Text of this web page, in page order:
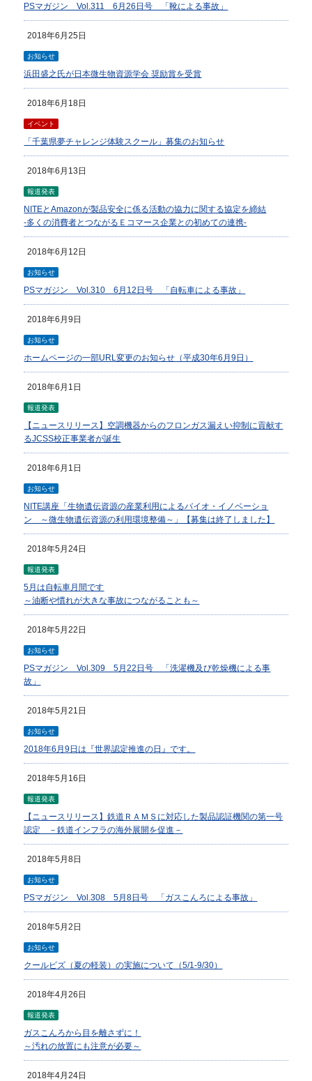
PSマガジン Vol.311 6月26日号 「靴による事故」
2018年6月25日
お知らせ
浜田盛之氏が日本微生物資源学会 奨励賞を受賞
2018年6月18日
イベント
「千葉県夢チャレンジ体験スクール」募集のお知らせ
2018年6月13日
報道発表
NITEとAmazonが製品安全に係る活動の協力に関する協定を締結
-多くの消費者とつながるＥコマース企業との初めての連携-
2018年6月12日
お知らせ
PSマガジン Vol.310 6月12日号 「自転車による事故」
2018年6月9日
お知らせ
ホームページの一部URL変更のお知らせ（平成30年6月9日）
2018年6月1日
報道発表
【ニュースリリース】空調機器からのフロンガス漏えい抑制に貢献す
るJCSS校正事業者が誕生
2018年6月1日
お知らせ
NITE講座「生物遺伝資源の産業利用によるバイオ・イノベーショ
ン ～微生物遺伝資源の利用環境整備～」【募集は終了しました】
2018年5月24日
報道発表
5月は自転車月間です
～油断や慣れが大きな事故につながることも～
2018年5月22日
お知らせ
PSマガジン Vol.309 5月22日号 「洗濯機及び乾燥機による事
故」
2018年5月21日
お知らせ
2018年6月9日は『世界認定推進の日』です。
2018年5月16日
報道発表
【ニュースリリース】鉄道ＲＡＭＳに対応した製品認証機関の第一号
認定 －鉄道インフラの海外展開を促進－
2018年5月8日
お知らせ
PSマガジン Vol.308 5月8日号 「ガスこんろによる事故」
2018年5月2日
お知らせ
クールビズ（夏の軽装）の実施について（5/1-9/30）
2018年4月26日
報道発表
ガスこんろから目を離さずに！
～汚れの放置にも注意が必要～
2018年4月24日